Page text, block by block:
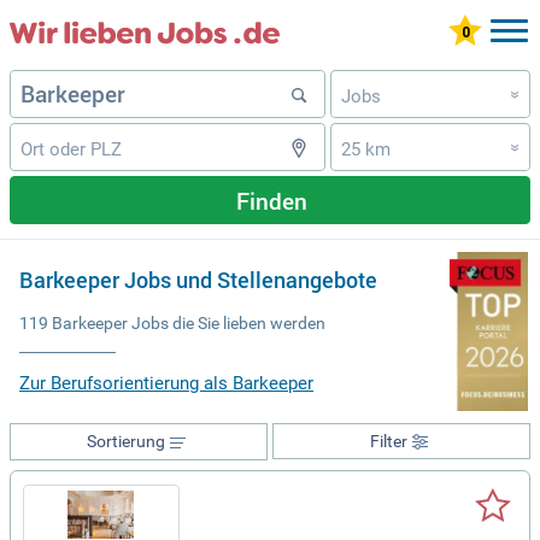
Jobs »
25 km »
Finden
Barkeeper Jobs und Stellenangebote
119 Barkeeper Jobs die Sie lieben werden
Zur Berufsorientierung als Barkeeper
Filter
Sortierung